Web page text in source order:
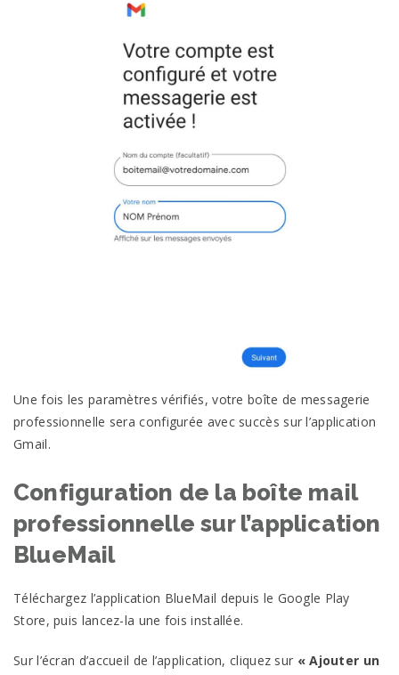
Une fois les paramètres vérifiés, votre boîte de messagerie
professionnelle sera configurée avec succès sur l’application
Gmail.
Configuration de la boîte mail
professionnelle sur l’application
BlueMail
Téléchargez l’application BlueMail depuis le Google Play
Store, puis lancez-la une fois installée.
Sur l’écran d’accueil de l’application, cliquez sur « Ajouter un